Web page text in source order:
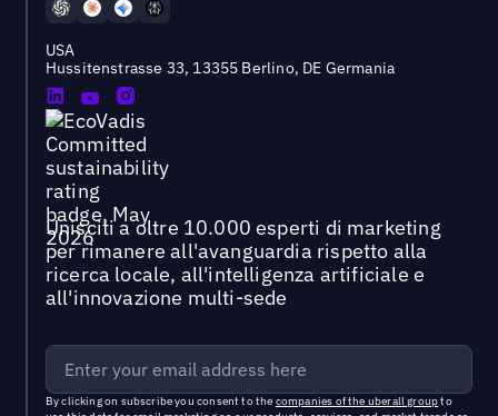
USA
Hussitenstrasse 33, 13355 Berlino, DE Germania
Unisciti a oltre 10.000 esperti di marketing
per rimanere all'avanguardia rispetto alla
ricerca locale, all'intelligenza artificiale e
all'innovazione multi-sede
By clicking on subscribe you consent to the companies of the uberall groupto